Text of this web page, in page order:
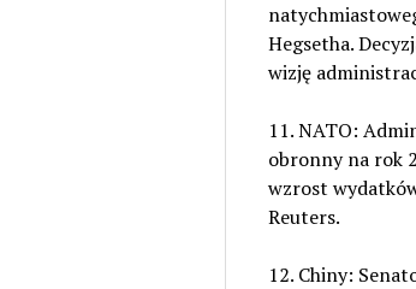
Hegsetha.
wizję
11. NATO:
obronny na rok
wzrost
Reuters.
12. Chiny: